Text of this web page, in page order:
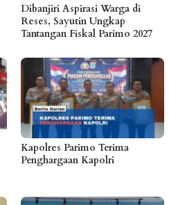
Dibanjiri Aspirasi Warga di
Reses, Sayutin Ungkap
Tantangan Fiskal Parimo 2027
Kapolres Parimo Terima
Penghargaan Kapolri